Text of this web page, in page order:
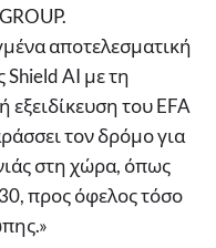
αποτελεσματική
Shield AI με τη
εξειδίκευση του EFA
τον δρόμο για
στη χώρα, όπως
προς όφελος τόσο